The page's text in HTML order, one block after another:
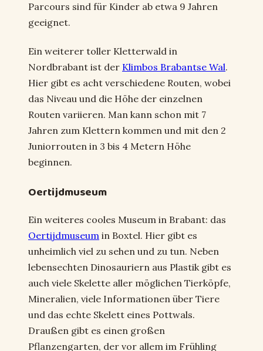
Parcours sind für Kinder ab etwa 9 Jahren
geeignet.
Ein weiterer toller Kletterwald in
Nordbrabant ist der Klimbos Brabantse Wal.
Hier gibt es acht verschiedene Routen, wobei
das Niveau und die Höhe der einzelnen
Routen variieren. Man kann schon mit 7
Jahren zum Klettern kommen und mit den 2
Juniorrouten in 3 bis 4 Metern Höhe
beginnen.
Oertijdmuseum
Ein weiteres cooles Museum in Brabant: das
Oertijdmuseum in Boxtel. Hier gibt es
unheimlich viel zu sehen und zu tun. Neben
lebensechten Dinosauriern aus Plastik gibt es
auch viele Skelette aller möglichen Tierköpfe,
Mineralien, viele Informationen über Tiere
und das echte Skelett eines Pottwals.
Draußen gibt es einen großen
Pflanzengarten, der vor allem im Frühling